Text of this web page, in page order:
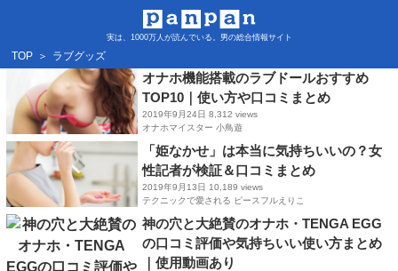
実は、1000万人が読んでいる。男の総合情報サイト
TOP ＞ ラブグッズ
オナホ機能搭載のラブドールおすすめ
TOP10｜使い方や口コミまとめ
2019年9月24日 8,312 views
オナホマイスター 小鳥遊
「姫なかせ」は本当に気持ちいいの？女
性記者が検証＆口コミまとめ
2019年9月13日 10,189 views
テクニックで愛される ピースフルえりこ
神の穴と大絶賛のオナホ・TENGA EGG
の口コミ評価や気持ちいい使い方まとめ
｜使用動画あり